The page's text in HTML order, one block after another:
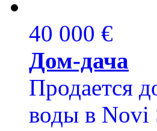
40 000 €
Дом-дача
Продается
воды в Novi